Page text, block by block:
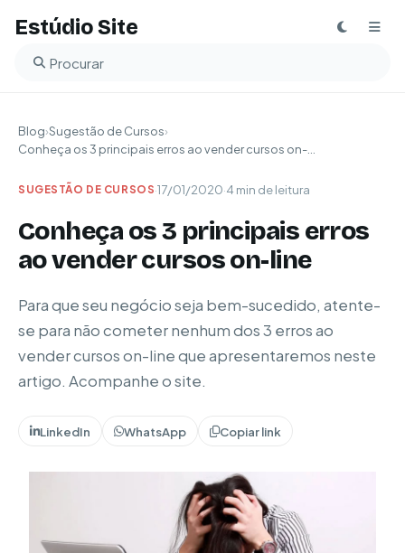
Estúdio Site
Buscar no blog
Blog›Sugestão de Cursos›
Conheça os 3 principais erros ao vender cursos on-...
SUGESTÃO DE CURSOS·17/01/2020·4 min de leitura
Conheça os 3 principais erros
ao vender cursos on-line
Para que seu negócio seja bem-sucedido, atente-
se para não cometer nenhum dos 3 erros ao
vender cursos on-line que apresentaremos neste
artigo. Acompanhe o site.
LinkedIn WhatsApp Copiar link